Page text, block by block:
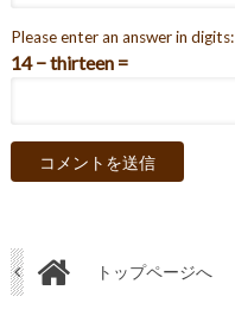
Please enter an answer in digits:
14 − thirteen =
トップページへ